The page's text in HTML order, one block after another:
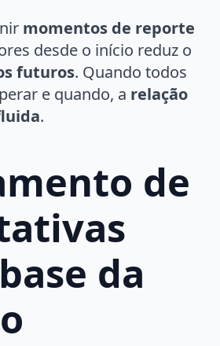
momentos de reporte
desde o início reduz o
futuros. Quando todos
e quando, a relação
.
de
da